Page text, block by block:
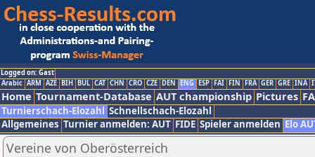
Logged on: Gast
Arabic ARM AZE BIH BUL CAT CHN CRO CZE DEN ENG ESP FAI FIN FRA GER GRE INA
Home Tournament-Database AUT championship Pictures
Turnierschach-Elozahl Schnellschach-Elozahl
Allgemeines Turnier anmelden: AUT FIDE Spieler anmelden Elo
Vereine von Oberösterreich